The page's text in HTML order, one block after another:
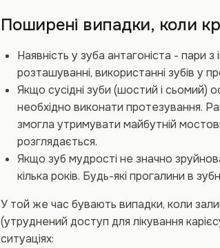
Поширені випадки, коли
Наявність у зуба антагоніста -
розташуванні, використанні зубів у
Якщо сусідні зуби (шостий і сьомий)
необхідно виконати протезування.
змогла утримувати майбутній
розглядається.
Якщо зуб мудрості не значно
кілька років. Будь-які прогалини в
У той же час бувають випадки, коли
(утруднений доступ для лікування
ситуаціях: